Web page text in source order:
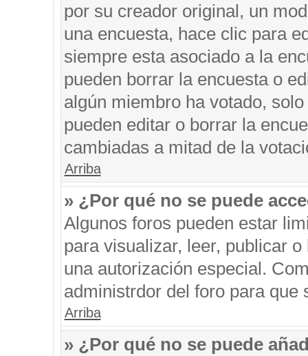
por su creador original, un
una encuesta, hace clic para
siempre esta asociado a la
pueden borrar la encuesta o
algún miembro ha votado,
pueden editar o borrar la
cambiadas a mitad de la
Arriba
» ¿Por qué no se puede
Algunos foros pueden estar
para visualizar, leer, publicar
una autorización especial.
administrdor del foro para que
Arriba
» ¿Por qué no se puede